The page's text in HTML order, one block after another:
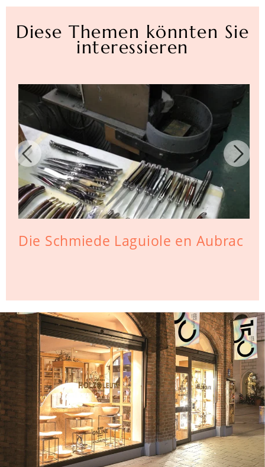
Diese Themen könnten Sie
interessieren
Die Schmiede Laguiole en Aubrac